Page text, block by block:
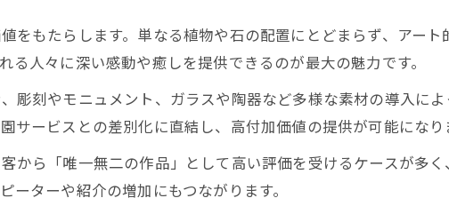
アート融合造園で差別化する開業準備法
造園にアートを加えた付加価値の伝え方
高付加価値を生む造園サービスの工夫
アート融合による造園の価格戦略を考える
顧客が求める造園とアートの提供方法
をもたらします。単なる植物や石の配置にとどまらず、アー
人々に深い感動や癒しを提供できるのが最大の魅力です。
彫刻やモニュメント、ガラスや陶器など多様な素材の導入に
ービスとの差別化に直結し、高付加価値の提供が可能になり
から「唯一無二の作品」として高い評価を受けるケースが多
ターや紹介の増加にもつながります。